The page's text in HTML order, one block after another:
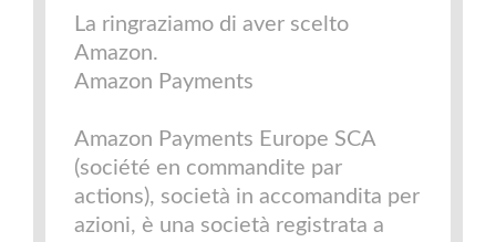
La ringraziamo di aver scelto
Amazon.
Amazon Payments
Amazon Payments Europe SCA
(société en commandite par
actions), società in accomandita per
azioni, è una società registrata a